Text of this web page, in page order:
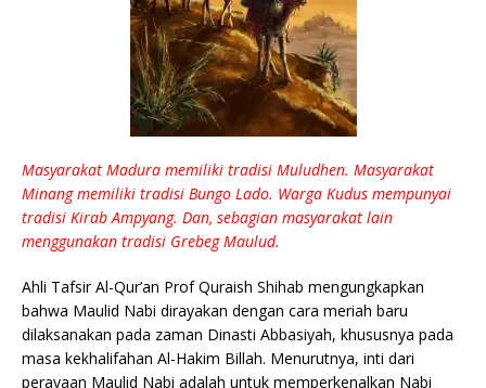
Masyarakat Madura memiliki tradisi Muludhen. Masyarakat
Minang memiliki tradisi Bungo Lado. Warga Kudus mempunyai
tradisi Kirab Ampyang. Dan, sebagian masyarakat lain
menggunakan tradisi Grebeg Maulud.
Ahli Tafsir Al-Qur’an Prof Quraish Shihab mengungkapkan
bahwa Maulid Nabi dirayakan dengan cara meriah baru
dilaksanakan pada zaman Dinasti Abbasiyah, khususnya pada
masa kekhalifahan Al-Hakim Billah. Menurutnya, inti dari
perayaan Maulid Nabi adalah untuk memperkenalkan Nabi